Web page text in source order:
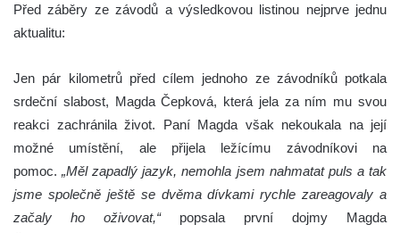
Před záběry ze závodů a výsledkovou listinou nejprve jednu
aktualitu:
Jen pár kilometrů před cílem jednoho ze závodníků potkala
srdeční slabost, Magda Čepková, která jela za ním mu svou
reakci zachránila život. Paní Magda však nekoukala na její
možné umístění, ale přijela ležícímu závodníkovi na
pomoc.„Měl zapadlý jazyk, nemohla jsem nahmatat puls a tak
jsme společně ještě se dvěma dívkami rychle zareagovaly a
začaly ho oživovat,“popsala první dojmy Magda